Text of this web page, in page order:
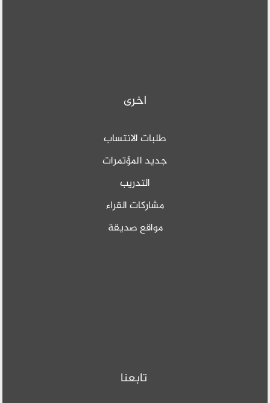
اخرى
طلبات الانتساب
جديد المؤتمرات
التدريب
مشاركات القراء
مواقع صديقة
تابعنا